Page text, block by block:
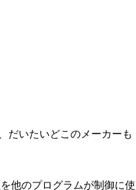
だいたいどこのメーカーも
他のプログラムが制御に使